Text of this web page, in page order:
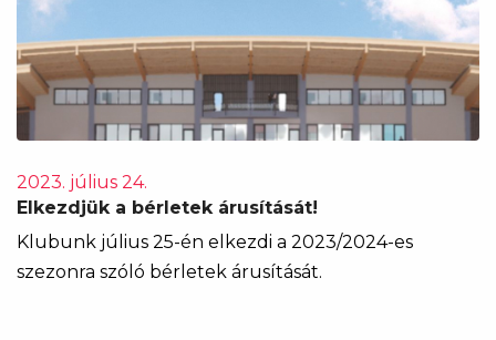
2023. július 24.
Elkezdjük a bérletek árusítását!
Klubunk július 25-én elkezdi a 2023/2024-es
szezonra szóló bérletek árusítását.